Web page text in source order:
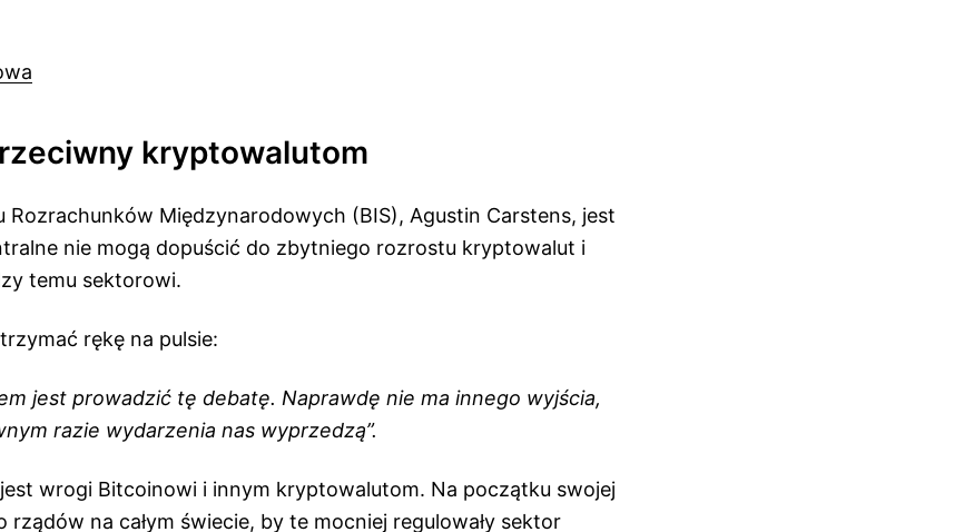
kryptowalutom
Rozrachunków Międzynarodowych (BIS), Agustin Carstens, jest
nie mogą dopuścić do zbytniego rozrostu kryptowalut i
temu sektorowi.
rękę na pulsie:
jest prowadzić tę debatę. Naprawdę nie ma innego wyjścia,
razie wydarzenia nas wyprzedzą”.
wrogi Bitcoinowi i innym kryptowalutom. Na początku swojej
rządów na całym świecie, by te mocniej regulowały sektor